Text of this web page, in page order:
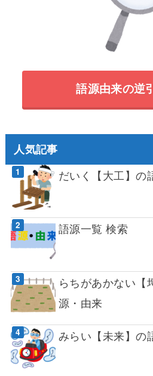
語源由来の逆
人気記事
だいく【大工】の
語源一覧 検索
らちがあかない【
源・由来
みらい【未来】の